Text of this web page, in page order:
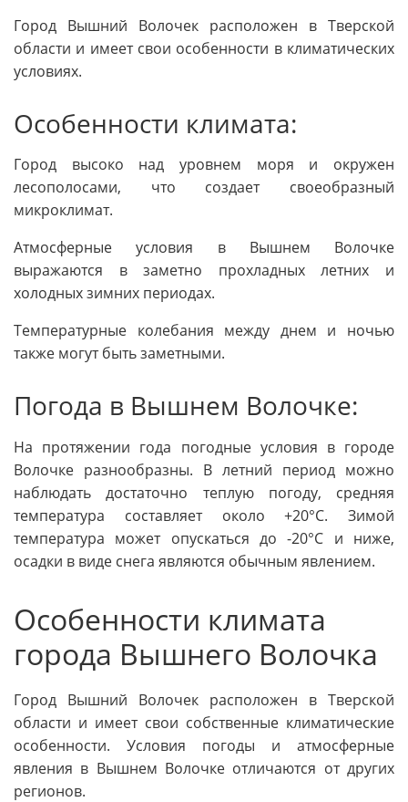
Город Вышний Волочек расположен в Тверской
области и имеет свои особенности в климатических
условиях.
Особенности климата:
Город высоко над уровнем моря и окружен
лесополосами, что создает своеобразный
микроклимат.
Атмосферные условия в Вышнем Волочке
выражаются в заметно прохладных летних и
холодных зимних периодах.
Температурные колебания между днем и ночью
также могут быть заметными.
Погода в Вышнем Волочке:
На протяжении года погодные условия в городе
Волочке разнообразны. В летний период можно
наблюдать достаточно теплую погоду, средняя
температура составляет около +20°C. Зимой
температура может опускаться до -20°C и ниже,
осадки в виде снега являются обычным явлением.
Особенности климата
города Вышнего Волочка
Город Вышний Волочек расположен в Тверской
области и имеет свои собственные климатические
особенности. Условия погоды и атмосферные
явления в Вышнем Волочке отличаются от других
регионов.